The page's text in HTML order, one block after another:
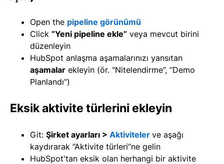
Open the pipeline görünümü
Click “Yeni pipeline ekle” veya mevcut birini
düzenleyin
HubSpot anlaşma aşamalarınızı yansıtan
aşamalar ekleyin (ör. “Nitelendirme”, “Demo
Planlandı”)
Eksik aktivite türlerini ekleyin
Git: Şirket ayarları > Aktiviteler ve aşağı
kaydırarak “Aktivite türleri”ne gelin
HubSpot'tan eksik olan herhangi bir aktivite